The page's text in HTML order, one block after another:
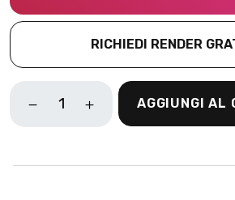
RICHIEDI RENDER
SPRING
AGGIUNGI AL